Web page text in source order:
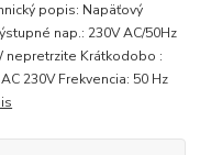
popis: Napäťový
nap.: 230V AC/50Hz
nepretrzite Krátkodobo :
230V Frekvencia: 50 Hz